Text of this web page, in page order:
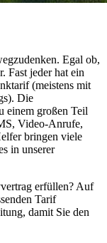
Egal ob,
Fast jeder hat ein
(meistens mit
Die
einem großen Teil
Video-Anrufe,
bringen viele
in unserer
erfüllen? Auf
Tarif
damit Sie den